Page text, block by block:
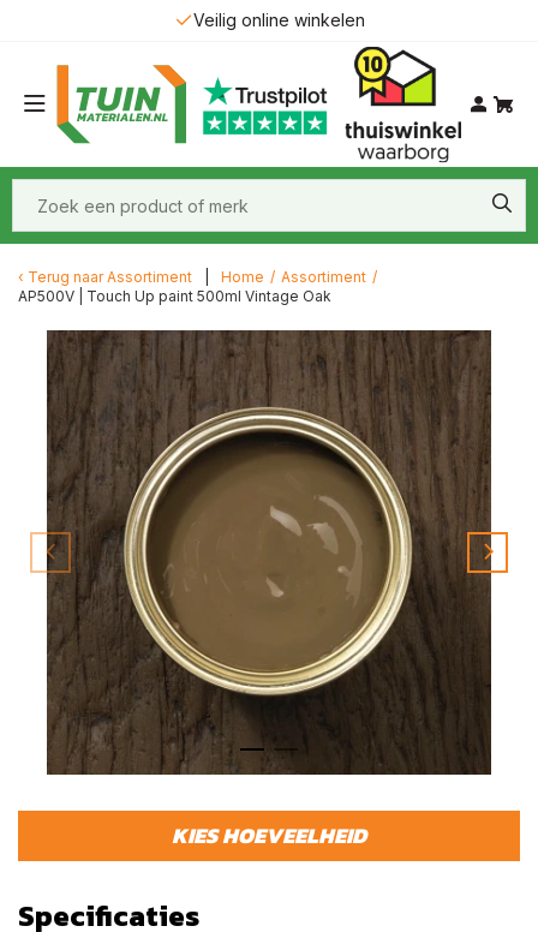
Veilig online winkelen
Terug naarAssortiment Home / Assortiment /
AP500V | Touch Up paint 500ml Vintage Oak
KIES HOEVEELHEID
Specificaties